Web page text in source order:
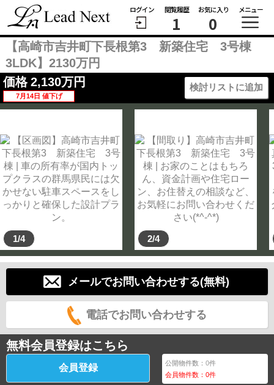
ログイン 閲覧履歴
1
お気に入り
0
メニュー
【高崎市吉井町下長根第3 新築住宅 3号棟
3LDK】2130万円
価格 2,130万円
7月14日 値下げ
検討リストに追加
1/4 2/4
メールでお問い合わせする(無料)
電話でお問い合わせする
無料会員登録はこちら
会員登録 公開物件数：0件
会員物件数：0件